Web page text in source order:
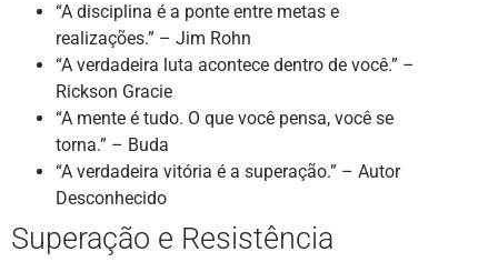
“A disciplina é a ponte entre metas e
realizações.” – Jim Rohn
“A verdadeira luta acontece dentro de você.” –
Rickson Gracie
“A mente é tudo. O que você pensa, você se
torna.” – Buda
“A verdadeira vitória é a superação.” – Autor
Desconhecido
Superação e Resistência